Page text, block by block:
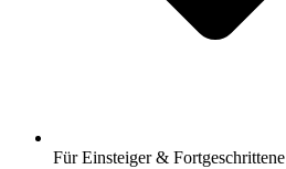
Für Einsteiger & Fortgeschrittene